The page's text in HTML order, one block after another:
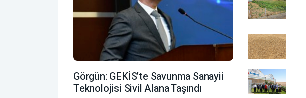
Görgün: GEKİS’te Savunma Sanayii
Teknolojisi Sivil Alana Taşındı